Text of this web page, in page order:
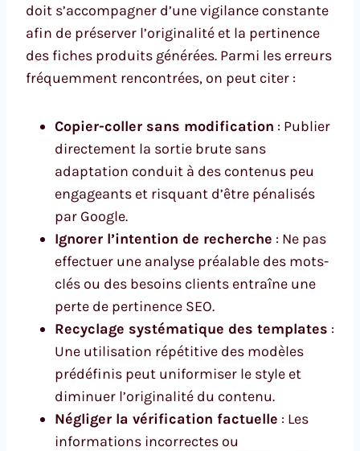
doit s’accompagner d’une vigilance constante
afin de préserver l’originalité et la pertinence
des fiches produits générées. Parmi les erreurs
fréquemment rencontrées, on peut citer :
Copier-coller sans modification : Publier
directement la sortie brute sans
adaptation conduit à des contenus peu
engageants et risquant d’être pénalisés
par Google.
Ignorer l’intention de recherche : Ne pas
effectuer une analyse préalable des mots-
clés ou des besoins clients entraîne une
perte de pertinence SEO.
Recyclage systématique des templates :
Une utilisation répétitive des modèles
prédéfinis peut uniformiser le style et
diminuer l’originalité du contenu.
Négliger la vérification factuelle : Les
informations incorrectes ou